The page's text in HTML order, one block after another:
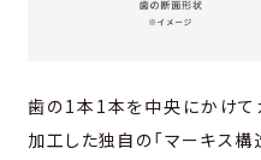
歯の1本1本を中央にかけて
加工した独自の「マーキス構